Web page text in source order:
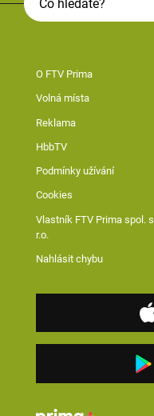
O FTV Prima
Volná místa
Reklama
HbbTV
Podmínky užívání
Cookies
Vlastník FTV Prima spol. s
r.o.
Nahlásit chybu